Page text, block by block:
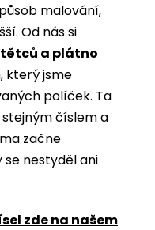
malování,
Od nás si
a plátno
který jsme
políček. Ta
číslem a
začne
nestyděl ani
zde na našem